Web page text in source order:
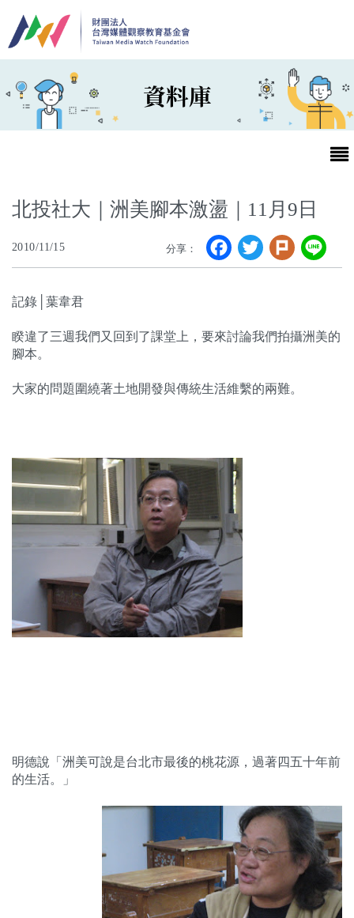
資料庫
最新消息
第25屆台灣兒童及少年優質節目活動官網
最新消息
媒體素養
研究計畫
申訴
捐款支持
北投社大｜洲美腳本激盪｜11月9日
2010/11/15 分享： Facebook
Twitter
Plurk
記錄│葉韋君
睽違了三週我們又回到了課堂上，要來討論我們拍攝洲美的
腳本。
大家的問題圍繞著土地開發與傳統生活維繫的兩難。
明德說「洲美可說是台北市最後的桃花源，過著四五十年前
的生活。」